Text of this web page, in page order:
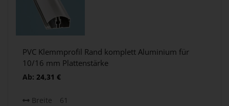
PVC Klemmprofil Rand komplett Aluminium für
10/16 mm Plattenstärke
Ab: 24,31 €
Breite 61